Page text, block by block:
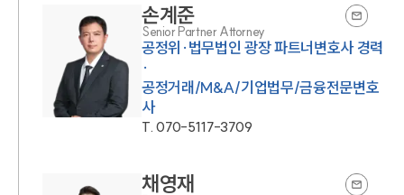
손계준
Senior Partner Attorney
공정위·법무법인 광장 파트너변호사 경력
·
공정거래/M&A/기업법무/금융전문변호
사
T.070-5117-3709
채영재